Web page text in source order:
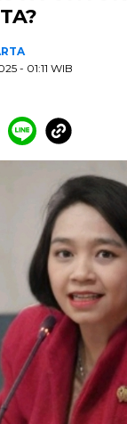
- 01:11 WIB